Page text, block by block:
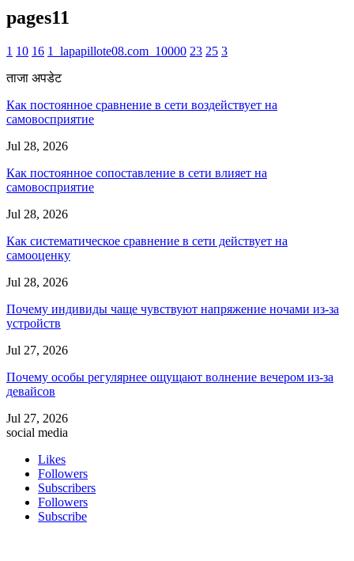
pages11
1 10 16 1_lapapillote08.com_10000 23 25 3
ताजा अपडेट
Как постоянное сравнение в сети воздействует на
самовосприятие
Jul 28, 2026
Как постоянное сопоставление в сети влияет на
самовосприятие
Jul 28, 2026
Как систематическое сравнение в сети действует на
самооценку
Jul 28, 2026
Почему индивиды чаще чувствуют напряжение ночами из-за
устройств
Jul 27, 2026
Почему особы регулярнее ощущают волнение вечером из-за
девайсов
Jul 27, 2026
social media
Likes
Followers
Subscribers
Followers
Subscribe